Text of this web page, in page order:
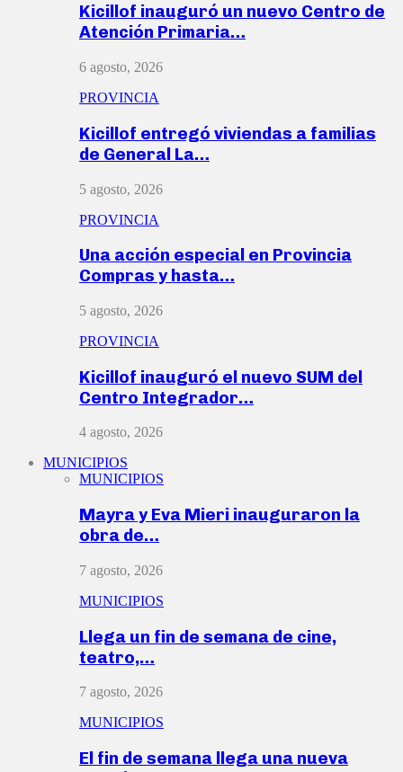
Kicillof inauguró un nuevo Centro de
Atención Primaria…
6 agosto, 2026
PROVINCIA
Kicillof entregó viviendas a familias
de General La…
5 agosto, 2026
PROVINCIA
Una acción especial en Provincia
Compras y hasta…
5 agosto, 2026
PROVINCIA
Kicillof inauguró el nuevo SUM del
Centro Integrador…
4 agosto, 2026
MUNICIPIOS
MUNICIPIOS
Mayra y Eva Mieri inauguraron la
obra de…
7 agosto, 2026
MUNICIPIOS
Llega un fin de semana de cine,
teatro,…
7 agosto, 2026
MUNICIPIOS
El fin de semana llega una nueva